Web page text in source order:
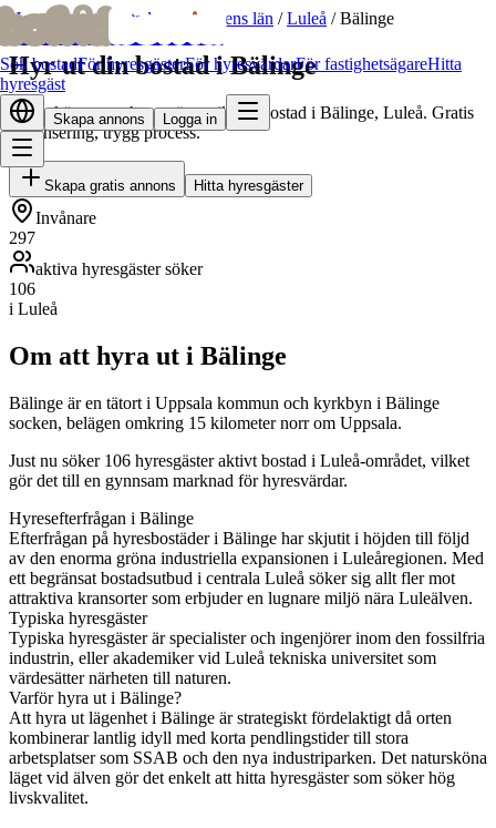
bofridbofrid
Sök bostadFör hyresgästerFör hyresvärdarFör fastighetsägareHitta
hyresgäst
Skapa annons Logga in
Hem/ Hyr ut bostad Norrbottens län /Luleå /Bälinge
Hyr ut din bostad i Bälinge
Hitta skötsamma hyresgäster till din bostad i Bälinge, Luleå. Gratis
annonsering, trygg process.
Skapa gratis annons Hitta hyresgäster
Invånare
297
aktiva hyresgäster söker
106
i Luleå
Om att hyra ut i Bälinge
Bälinge är en tätort i Uppsala kommun och kyrkbyn i Bälinge
socken, belägen omkring 15 kilometer norr om Uppsala.
Just nu söker 106 hyresgäster aktivt bostad i Luleå-området, vilket
gör det till en gynnsam marknad för hyresvärdar.
Hyresefterfrågan i Bälinge
Efterfrågan på hyresbostäder i Bälinge har skjutit i höjden till följd
av den enorma gröna industriella expansionen i Luleåregionen. Med
ett begränsat bostadsutbud i centrala Luleå söker sig allt fler mot
attraktiva kransorter som erbjuder en lugnare miljö nära Luleälven.
Typiska hyresgäster
Typiska hyresgäster är specialister och ingenjörer inom den fossilfria
industrin, eller akademiker vid Luleå tekniska universitet som
värdesätter närheten till naturen.
Varför hyra ut i Bälinge?
Att hyra ut lägenhet i Bälinge är strategiskt fördelaktigt då orten
kombinerar lantlig idyll med korta pendlingstider till stora
arbetsplatser som SSAB och den nya industriparken. Det natursköna
läget vid älven gör det enkelt att hitta hyresgäster som söker hög
livskvalitet.